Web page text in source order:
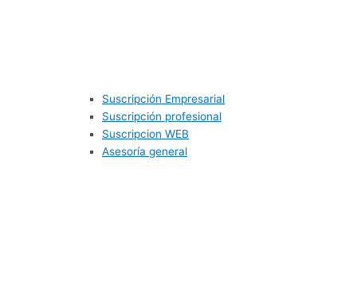
Suscripción Empresarial
Suscripción profesional
Suscripcion WEB
Asesoría general